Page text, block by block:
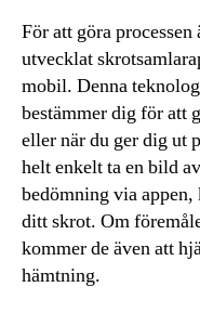
För att göra
utvecklat
mobil. Denna
bestämmer dig för att
eller när du ger dig ut
helt enkelt ta en bild
bedömning via appen,
ditt skrot. Om
kommer de även att
hämtning.